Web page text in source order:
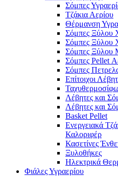
Σόμπες
Τζάκια Αερίου
Θέρμανση
Σόμπες Ξύλου
Σόμπες Ξύλου
Σόμπες Ξύλου
Σόμπες Pellet
Σόμπες
Επίτοιχοι
Λέβητες και
Λέβητες και
Basket Pellet
Ενεργειακά
Καλοριφέρ
Κασετίνες
Ξυλοθήκες
Ηλεκτρικά
Φιάλες Υγραερίου